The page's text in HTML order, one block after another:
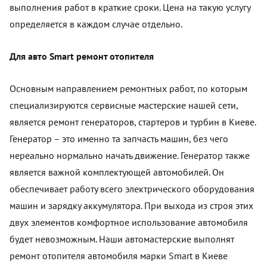
выполнения работ в краткие сроки. Цена на такую услугу
определяется в каждом случае отдельно.
Для авто Smart ремонт отопителя
Основным направлением ремонтных работ, по которым
специализируются сервисные мастерские нашей сети,
является ремонт генераторов, стартеров и турбин в Киеве.
Генератор – это именно та запчасть машин, без чего
нереально нормально начать движение. Генератор также
является важной комплектующей автомобилей. Он
обеспечивает работу всего электрического оборудования
машин и зарядку аккумулятора. При выхода из строя этих
двух элементов комфортное использование автомобиля
будет невозможным. Наши автомастерские выполнят
ремонт отопителя автомобиля марки Smart в Киеве